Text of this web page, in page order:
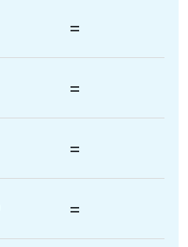
=
=
=
=